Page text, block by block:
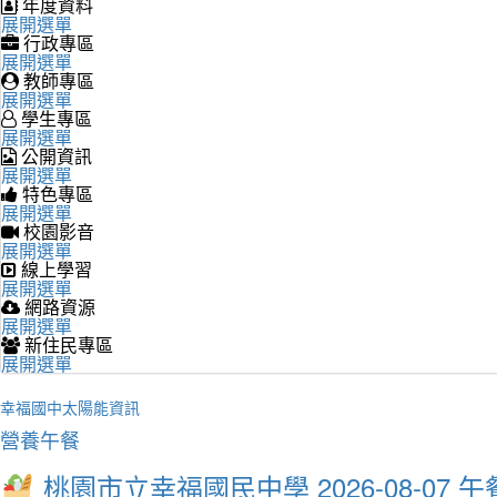
展開選單
行政專區
展開選單
教師專區
展開選單
學生專區
展開選單
公開資訊
展開選單
特色專區
展開選單
校園影音
展開選單
線上學習
展開選單
網路資源
展開選單
新住民專區
展開選單
幸福國中太陽能資訊
營養午餐
桃園市立幸福國民中學 2026-08-07 午